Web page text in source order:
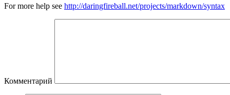
For more help see http://daringfireball.net/projects/markdown/syntax
Комментарий